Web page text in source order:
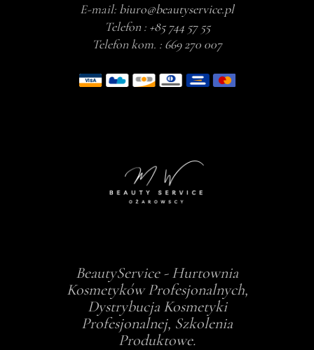
E-mail: biuro@beautyservice.pl
Telefon : +85 744 57 55
Telefon kom. : 669 270 007
BeautyService - Hurtownia
Kosmetyków Profesjonalnych,
Dystrybucja Kosmetyki
Profesjonalnej, Szkolenia
Produktowe.